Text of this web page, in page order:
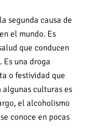
segunda causa de
el mundo. Es
que conducen
Es una droga
o festividad que
algunas culturas es
el alcoholismo
conoce en pocas